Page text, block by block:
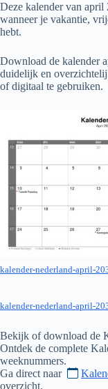
Deze kalender van april
wanneer je vakantie,
hebt.
Download de kalender
duidelijk en
of digitaal te gebruiken.
kalender-nederland-april-
kalender-nederland-april-
Bekijk of download de
Ontdek de complete
weeknummers.
Ga direct naar
overzicht.